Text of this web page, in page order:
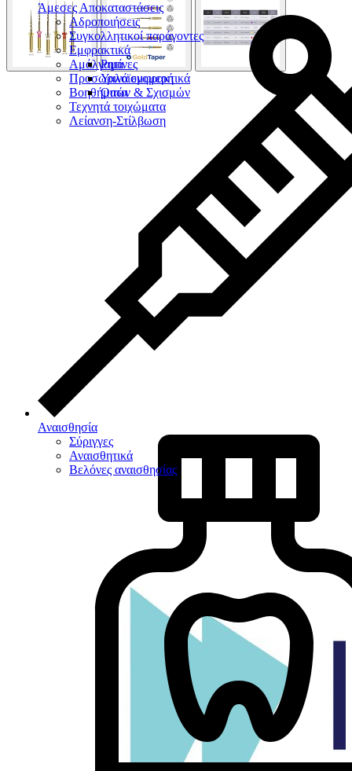
Άμεσες Αποκαταστάσεις
Αδροποιήσεις
Συγκολλητικοί παράγοντες
Εμφρακτικά
Ρητίνες
Υαλοϊονομερή
Οπών & Σχισμών
Αμάλγαμα
Προσωρινά εμφρακτικά
Βοηθήματα
Τεχνητά τοιχώματα
Λείανση-Στίλβωση
Αναισθησία
Σύριγγες
Αναισθητικά
Βελόνες αναισθησίας